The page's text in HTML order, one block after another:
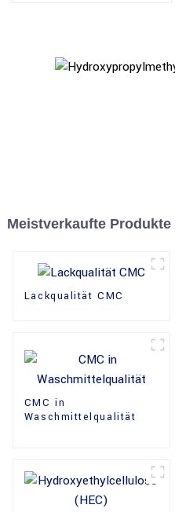
Meistverkaufte Produkte
Lackqualität CMC
CMC in
Waschmittelqualität